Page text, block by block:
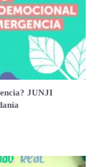
JUNJI